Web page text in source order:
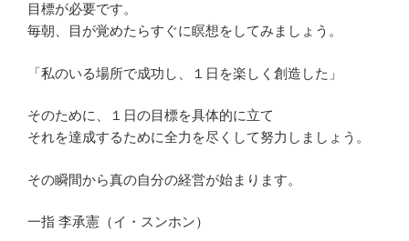
目標が必要です。
毎朝、目が覚めたらすぐに瞑想をしてみましょう。
「私のいる場所で成功し、１日を楽しく創造した」
そのために、１日の目標を具体的に立て
それを達成するために全力を尽くして努力しましょう。
その瞬間から真の自分の経営が始まります。
一指 李承憲（イ・スンホン）